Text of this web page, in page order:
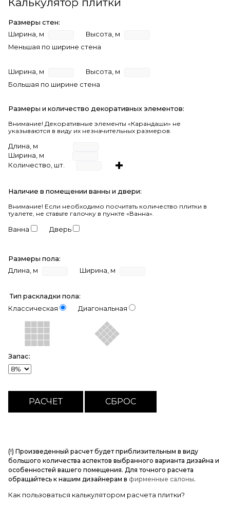
Размеры стен:
Ширина, м
Высота, м
Меньшая по ширине стена
Ширина, м
Высота, м
Большая по ширине стена
Размеры и количество декоративных элементов:
Внимание! Декоративные элементы «Карандаши» не
указываются в виду их незначительных размеров.
Длина, м
Ширина, м
Количество, шт.
Наличие в помещении ванны и двери:
Внимание! Если необходимо посчитать количество плитки в
туалете, не ставьте галочку в пункте «Ванна».
Ванна Дверь
Размеры пола:
Длина, м
Ширина, м
Тип раскладки пола:
Классическая
Диагональная
Запас:
(!) Произведенный расчет будет приблизительным в виду
большого количества аспектов выбранного варианта дизайна и
особенностей вашего помещения. Для точного расчета
обращайтесь к нашим дизайнерам в фирменные салоны.
Как пользоваться калькулятором расчета плитки?